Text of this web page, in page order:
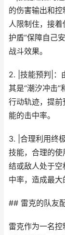
的伤害输出和控
人限制住，接着
护盾”保障自己
战斗效果。
2. |技能预判|：
其是“潮汐冲击”
行动轨迹，提
能的击中率。
3. |合理利用终
技能，合理的
结或敌人处于
中率，造成最大
## 雷克的队友
雷克作为一名